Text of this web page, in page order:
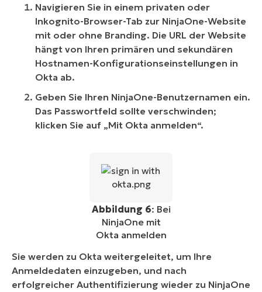
Navigieren Sie in einem privaten oder
Inkognito-Browser-Tab zur NinjaOne-Website
mit oder ohne Branding. Die URL der Website
hängt von Ihren primären und sekundären
Hostnamen-Konfigurationseinstellungen in
Okta ab.
Geben Sie Ihren NinjaOne-Benutzernamen ein.
Das Passwortfeld sollte verschwinden;
klicken Sie auf „Mit Okta anmelden“.
Abbildung 6: Bei
NinjaOne mit
Okta anmelden
Sie werden zu Okta weitergeleitet, um Ihre
Anmeldedaten einzugeben, und nach
erfolgreicher Authentifizierung wieder zu NinjaOne